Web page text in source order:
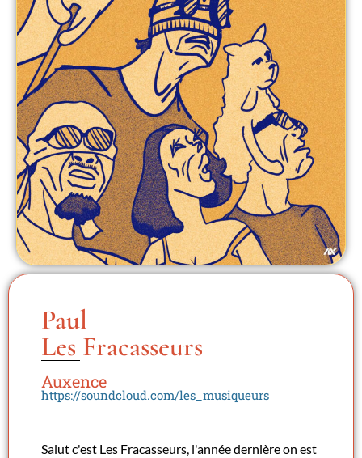
Paul
Les Fracasseurs
Auxence
https://soundcloud.com/les_musiqueurs
Salut c'est Les Fracasseurs, l'année dernière on est